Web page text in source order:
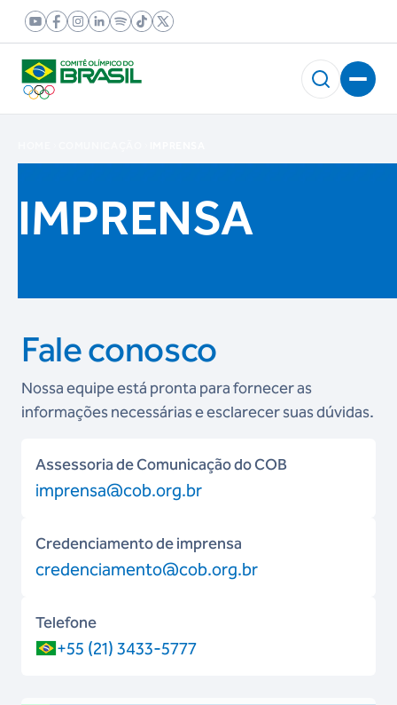
IMPRENSA
Fale conosco
Nossa equipe está pronta para fornecer as
informações necessárias e esclarecer suas dúvidas.
Assessoria de Comunicação do COB
imprensa@cob.org.br
Credenciamento de imprensa
credenciamento@cob.org.br
Telefone
+55 (21) 3433-5777